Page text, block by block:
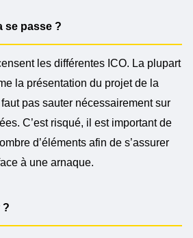
se passe ?
les différentes ICO. La plupart
la présentation du projet de la
pas sauter nécessairement sur
C’est risqué, il est important de
d’éléments afin de s’assurer
à une arnaque.
?